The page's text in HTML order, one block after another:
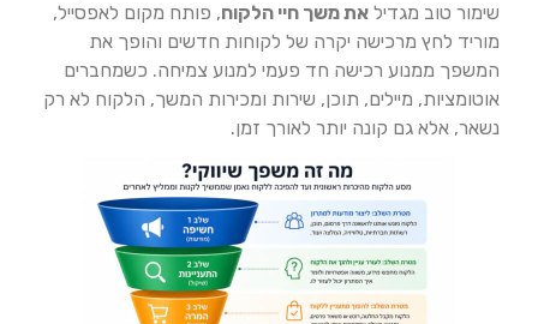
שימור טוב מגדילאת משך חיי הלקוח, פותח מקום לאפסייל,
מוריד לחץ מרכישה יקרה של לקוחות חדשים והופך את
המשפך ממנוע רכישה חד פעמי למנוע צמיחה. כשמחברים
אוטומציות, מיילים, תוכן, שירות ומכירות המשך, הלקוח לא רק
נשאר, אלא גם קונה יותר לאורך זמן.